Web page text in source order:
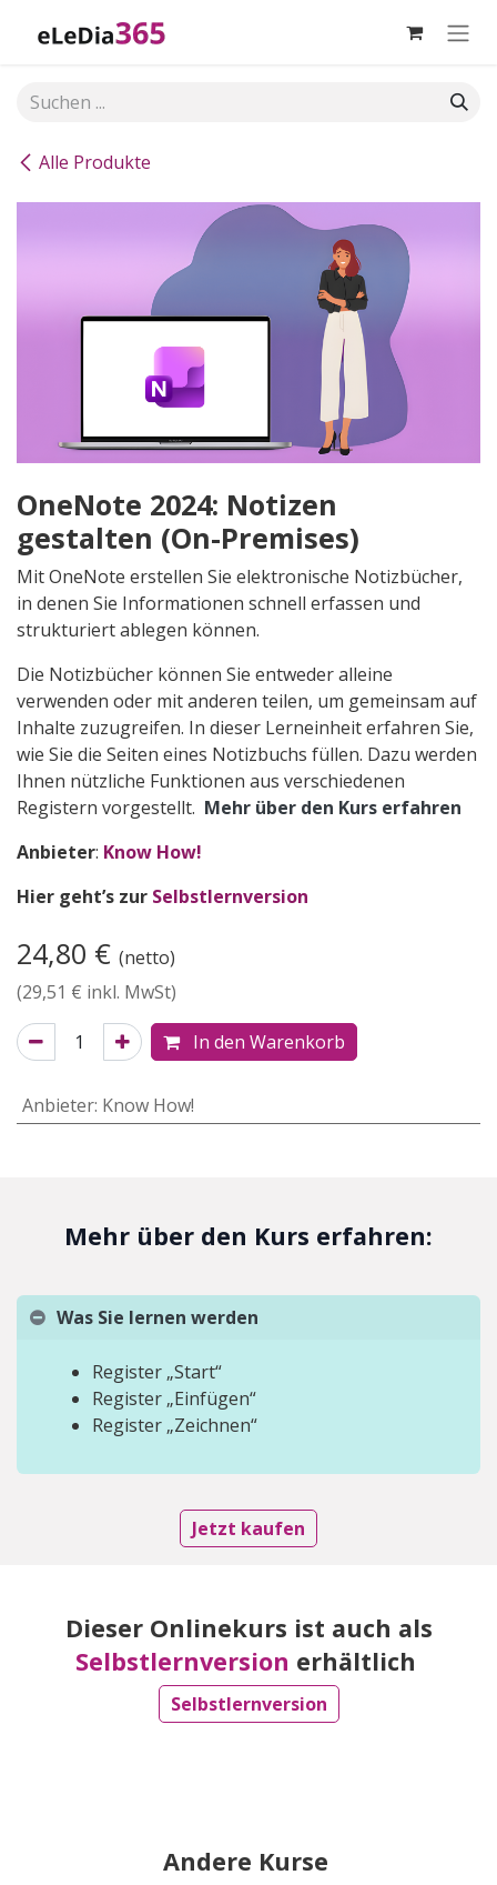
Alle Produkte
OneNote 2024: Notizen
gestalten (On-Premises)
Mit OneNote erstellen Sie elektronische Notizbücher,
in denen Sie Informationen schnell erfassen und
strukturiert ablegen können.
Die Notizbücher können Sie entweder alleine
verwenden oder mit anderen teilen, um gemeinsam auf
Inhalte zuzugreifen. In dieser Lerneinheit erfahren Sie,
wie Sie die Seiten eines Notizbuchs füllen. Dazu werden
Ihnen nützliche Funktionen aus verschiedenen
Registern vorgestellt. Mehr über den Kurs erfahren
Anbieter: Know How!
Hier geht’s zur Selbstlernversion
24,80 € (netto)
(29,51 € inkl. MwSt)
In den Warenkorb
Anbieter: Know How!
Mehr über den Kurs erfahren:
Was Sie lernen werden
Register „Start“
Register „Einfügen“
Register „Zeichnen“
Jetzt kaufen
Dieser Onlinekurs ist auch als
Selbstlernversion erhältlich
Selbstlernversion
Andere Kurse